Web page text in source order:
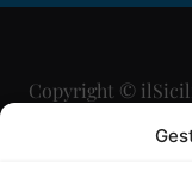
Copyright ©